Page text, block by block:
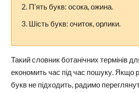
П’ять букв: осока, ожина.
Шість букв: очиток, орлики.
Такий словник ботанічних термінів
економить час під час пошуку. Якщо
букв не підходить, радимо